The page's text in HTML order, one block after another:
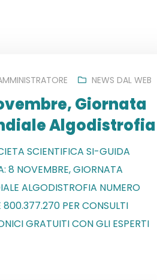
NEWS DAL WEB
Giornata
Algodistrofia
SCIENTIFICA SI-GUIDA
8 NOVEMBRE, GIORNATA
ALGODISTROFIA NUMERO
800.377.270 PER CONSULTI
GRATUITI CON GLI ESPERTI